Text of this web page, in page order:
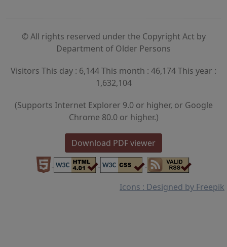
© All rights reserved under the Copyright Act by
Department of Older Persons
Visitors This day : 6,144 This month : 46,174 This year :
1,632,104
(Supports Internet Explorer 9.0 or higher, or Google
Chrome 80.0 or higher.)
Download PDF viewer
Icons : Designed by Freepik